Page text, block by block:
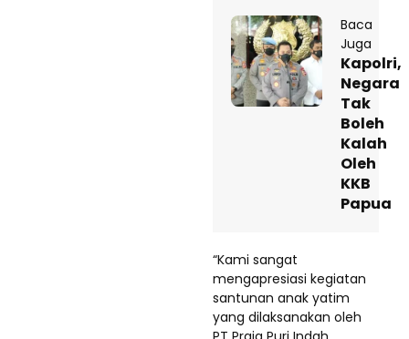
Baca
Juga
Kapolri,
Negara
Tak
Boleh
Kalah
Oleh
KKB
Papua
“Kami sangat
mengapresiasi kegiatan
santunan anak yatim
yang dilaksanakan oleh